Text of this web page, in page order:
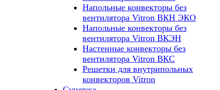
Напольные конвекторы без
вентилятора Vitron ВКН ЭКО
Напольные конвекторы без
вентилятора Vitron ВКЭН
Настенные конвекторы без
вентилятора Vitron ВКС
Решетки для внутрипольных
конвекторов Vitron